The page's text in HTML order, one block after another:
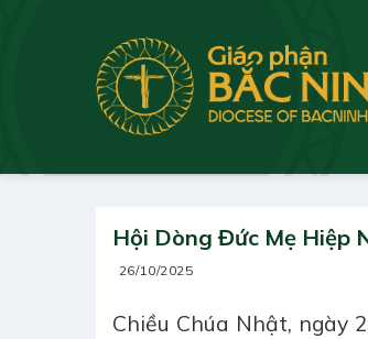
Hội Dòng Đức Mẹ Hiệp
26/10/2025
Chiều Chúa Nhật, ngày